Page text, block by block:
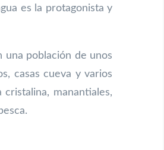
es la protagonista y
una población de unos
casas cueva y varios
cristalina, manantiales,